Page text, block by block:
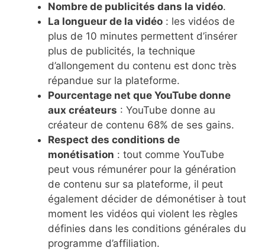
Nombre de publicités dans la vidéo.
La longueur de la vidéo : les vidéos de
plus de 10 minutes permettent d’insérer
plus de publicités, la technique
d’allongement du contenu est donc très
répandue sur la plateforme.
Pourcentage net que YouTube donne
aux créateurs : YouTube donne au
créateur de contenu 68% de ses gains.
Respect des conditions de
monétisation : tout comme YouTube
peut vous rémunérer pour la génération
de contenu sur sa plateforme, il peut
également décider de démonétiser à tout
moment les vidéos qui violent les règles
définies dans les conditions générales du
programme d’affiliation.